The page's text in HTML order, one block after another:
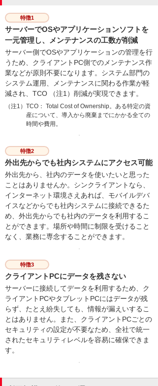
特徴1
サーバーでOSやアプリケーションソフトを
一元管理し、メンテナンスの工数が削減
サーバー側でOSやアプリケーションの管理を行
うため、クライアントPC側でのメンテナンス作
業などが原則不要になります。システム部門の
システム運用、メンテナンスに関わる作業が軽
減され、TCO （注1）削減が実現できます。
（注1）TCO： Total Cost of Ownership。ある特定の資
産について、導入から廃棄までにかかる全ての
時間や費用。
特徴2
外出先からでも社内システムにアクセス可能
外出先から、社内のデータを使いたいと思った
ことはありませんか。シンクライアントなら、
インターネット環境さえあれば、モバイルデバ
イスなどからでも社内システムに接続できるた
め、外出先からでも社内のデータを利用するこ
とができます。場所や時間に制限を受けること
なく、業務に専念することができます。
特徴3
クライアントPCにデータを残さない
サーバーに接続してデータを利用するため、ク
ライアントPCやタブレットPCにはデータが残
らず、たとえ紛失しても、情報が漏えいするこ
とはありません。また、クライアントPCごとの
セキュリティの設定が不要なため、全社で統一
されたセキュリティレベルを容易に確保できま
す。